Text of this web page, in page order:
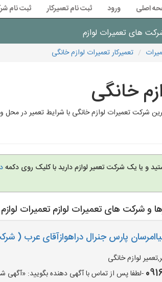
اصلی ورود ثبت نام تعمیرکار ثبت نام
های تعمیرات لوازم
تعمیرکار تعمیرات لوازم خانگی
خانگی
شرکت تعمیرات لوازم خانگی با شرایط تعمیر در
و یا یک شرکت تعمیر لوازم دارید با کلیک روی دکمه
و شرکت های تعمیرات لوازم تعمیرات لوازم
پارس جنرال دراهوازآقای عرب (
لوازم خانگی
-لطفا پس از تماس با آگهی دهنده بگویید: «آگهی شما را در